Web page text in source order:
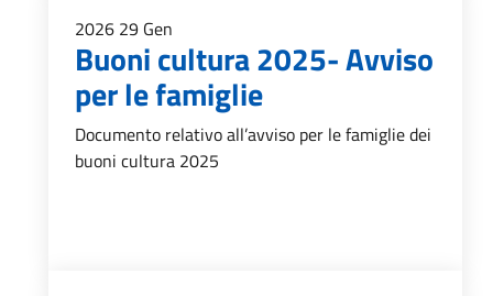
2026 29 Gen
Buoni cultura 2025- Avviso
per le famiglie
Documento relativo all’avviso per le famiglie dei
buoni cultura 2025